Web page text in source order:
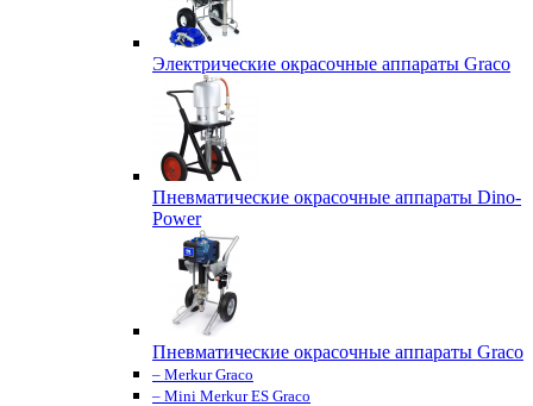
Электрические окрасочные аппараты Graco
Пневматические окрасочные аппараты Dino-
Power
Пневматические окрасочные аппараты Graco
– Merkur Graco
– Mini Merkur ES Graco